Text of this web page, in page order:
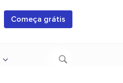
Começa grátis